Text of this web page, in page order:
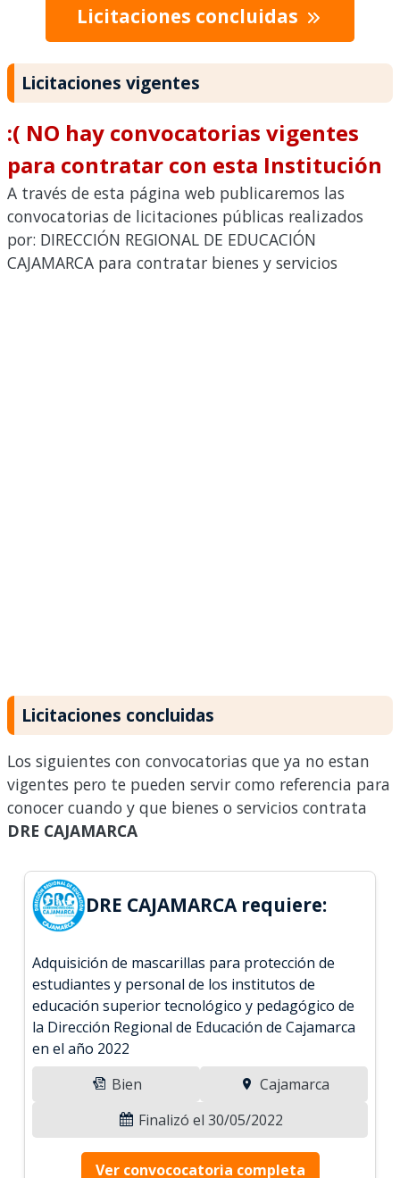
Licitaciones concluidas
Licitaciones vigentes
:( NO hay convocatorias vigentes
para contratar con esta Institución
A través de esta página web publicaremos las
convocatorias de licitaciones públicas realizados
por: DIRECCIÓN REGIONAL DE EDUCACIÓN
CAJAMARCA para contratar bienes y servicios
Licitaciones concluidas
Los siguientes con convocatorias que ya no estan
vigentes pero te pueden servir como referencia para
conocer cuando y que bienes o servicios contrata
DRE CAJAMARCA
DRE CAJAMARCA requiere:
Adquisición de mascarillas para protección de
estudiantes y personal de los institutos de
educación superior tecnológico y pedagógico de
la Dirección Regional de Educación de Cajamarca
en el año 2022
Bien
Cajamarca
Finalizó el 30/05/2022
Ver convococatoria completa